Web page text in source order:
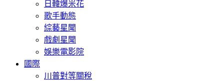
日韓爆米花
歌手動態
綜藝星聞
戲劇星聞
娛樂電影院
國際
川普對等關稅